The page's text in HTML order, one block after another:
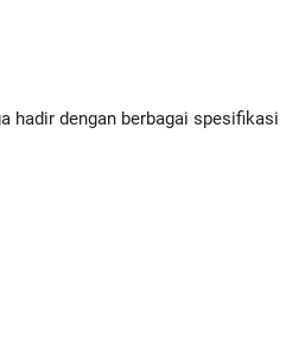
hadir dengan berbagai spesifikasi